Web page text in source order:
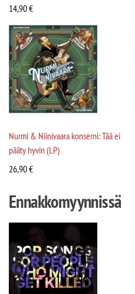
14,90€
Nurmi & Niinivaara konserni: Tää ei
pääty hyvin (LP)
26,90€
Ennakkomyynnissä